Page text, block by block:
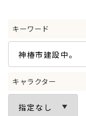
キーワード
キャラクター